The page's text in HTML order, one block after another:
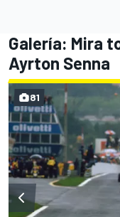
Galería: Mira
Ayrton Senna
81